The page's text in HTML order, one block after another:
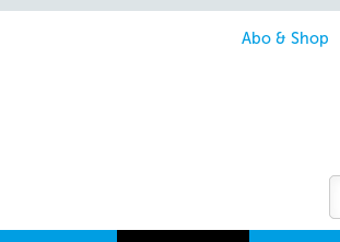
Abo & Shop